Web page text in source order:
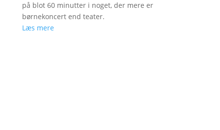
på blot 60 minutter i noget, der mere er
børnekoncert end teater.
Læs mere